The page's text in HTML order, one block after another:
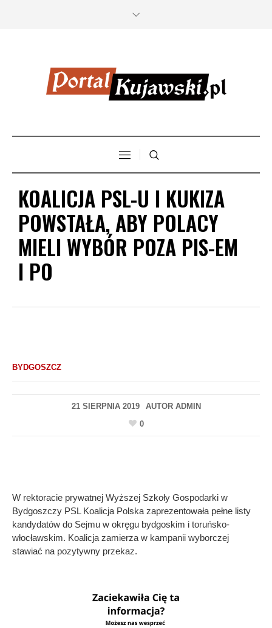
KOALICJA PSL-U I KUKIZA
POWSTAŁA, ABY POLACY
MIELI WYBÓR POZA PIS-EM
I PO
BYDGOSZCZ
21 SIERPNIA 2019 AUTOR ADMIN
0
W rektoracie prywatnej Wyższej Szkoły Gospodarki w
Bydgoszczy PSL Koalicja Polska zaprezentowała pełne listy
kandydatów do Sejmu w okręgu bydgoskim i toruńsko-
włocławskim. Koalicja zamierza w kampanii wyborczej
stawiać na pozytywny przekaz.